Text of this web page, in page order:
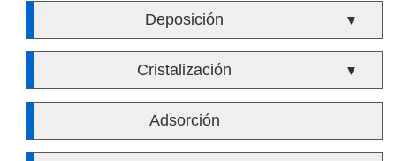
Deposición ▼
Cristalización ▼
Adsorción